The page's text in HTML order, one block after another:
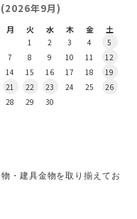
(2026年9月)
月 火 水 木 金 土
1 2 3 4
5
7 8 9 10 11
12
14 15 16 17 18
19
21 22 23 24 25
26
28 29 30
・建具金物を取り揃えてお